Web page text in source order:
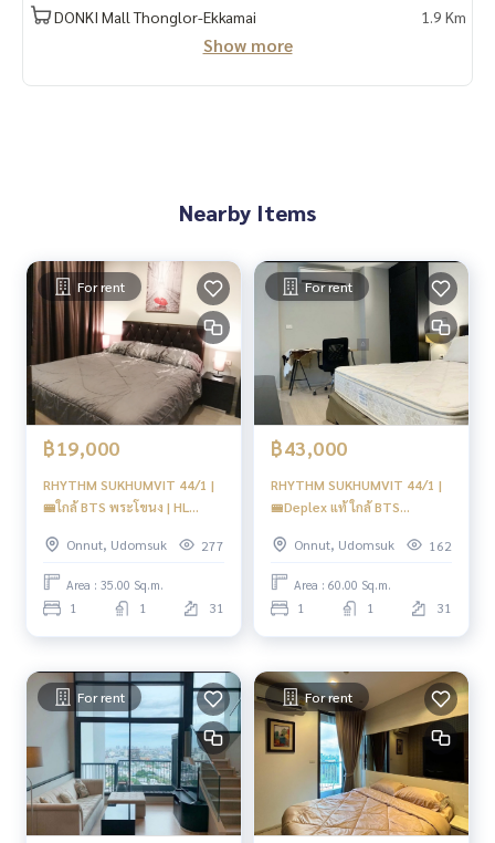
✅เตาไฟฟ้า
– สระว่ายน้ำสไตล์Infinity edge Pool
top
– เทคโนโลยี ที่ความคุมการเปิด-ปิดไฟ อัตโนมัติ Motion Sensor
Switch
----------------------------------------
You can inbox or dm to ask more information, It’s my pleas
ure to give.
Tel :093-943-4388
What App+6693-943-4388
#RhythmSukhumvit44 #Rhythmbtsพระโขนง
#BTSPhraKhanong #comdoPhraKhanong#btsพระโขนง#ค
#oil
DONKI Mall Thonglor-Ekkamai 1.9 Km
Show more
Nearby Items
For rent
฿19,000
RHYTHM SUKHUMVIT 44/1 |
🚝ใกล้ BTS พระโขนง | HL
Onnut, Udomsuk
277
Area : 35.00 Sq.m.
1 1 31
For rent
฿43,000
RHYTHM SUKHUMVIT 44/1 |
🚝Deplex แท้ ใกล้ BTS
Onnut, Udomsuk
162
Area : 60.00 Sq.m.
1 1 31
For rent For rent